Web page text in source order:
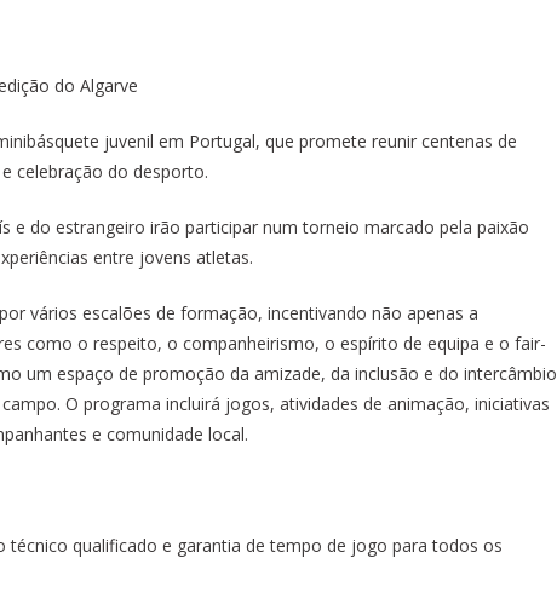
do Algarve
juvenil em Portugal, que promete reunir centenas de
celebração do desporto.
e do estrangeiro irão participar num torneio marcado pela paixão
entre jovens atletas.
vários escalões de formação, incentivando não apenas a
como o respeito, o companheirismo, o espírito de equipa e o fair-
um espaço de promoção da amizade, da inclusão e do intercâmbio
O programa incluirá jogos, atividades de animação, iniciativas
e comunidade local.
qualificado e garantia de tempo de jogo para todos os